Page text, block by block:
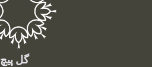
گل پیچ